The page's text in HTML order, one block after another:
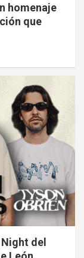
homenaje
que
del